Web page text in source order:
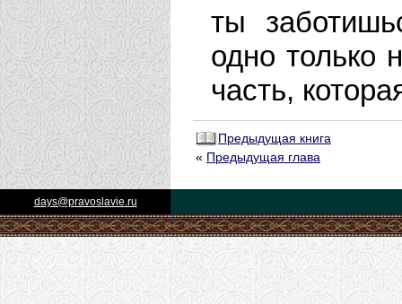
ты
одно только
часть,
Предыдущая книга
« Предыдущая глава
days@pravoslavie.ru